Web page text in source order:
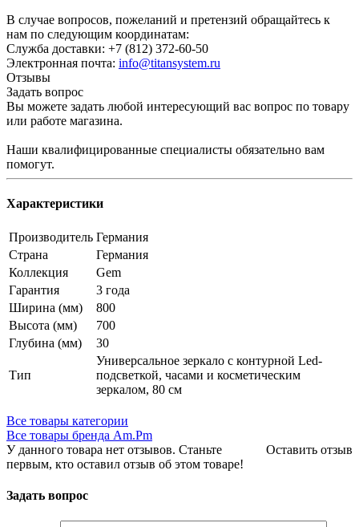
В случае вопросов, пожеланий и претензий обращайтесь к
нам по следующим координатам:
Служба доставки: +7 (812) 372-60-50
Электронная почта: info@titansystem.ru
Отзывы
Задать вопрос
Вы можете задать любой интересующий вас вопрос по товару
или работе магазина.
Наши квалифицированные специалисты обязательно вам
помогут.
Характеристики
Производитель Германия
Страна
Германия
Коллекция
Gem
Гарантия
3 года
Ширина (мм)
800
Высота (мм)
700
Глубина (мм)
30
Тип
Универсальное зеркало с контурной Led-
подсветкой, часами и косметическим
зеркалом, 80 см
Все товары категории
Все товары бренда Am.Pm
Оставить отзыв
У данного товара нет отзывов. Станьте
первым, кто оставил отзыв об этом товаре!
Задать вопрос